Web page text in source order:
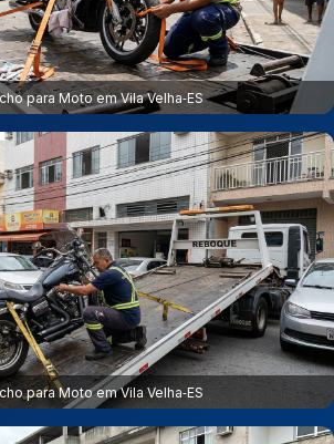
para Moto em Vila Velha‑ES
para Moto em Vila Velha‑ES